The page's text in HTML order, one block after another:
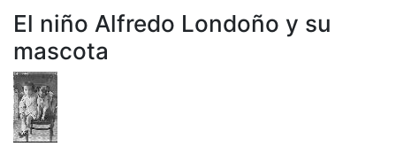
El niño Alfredo Londoño y su
mascota